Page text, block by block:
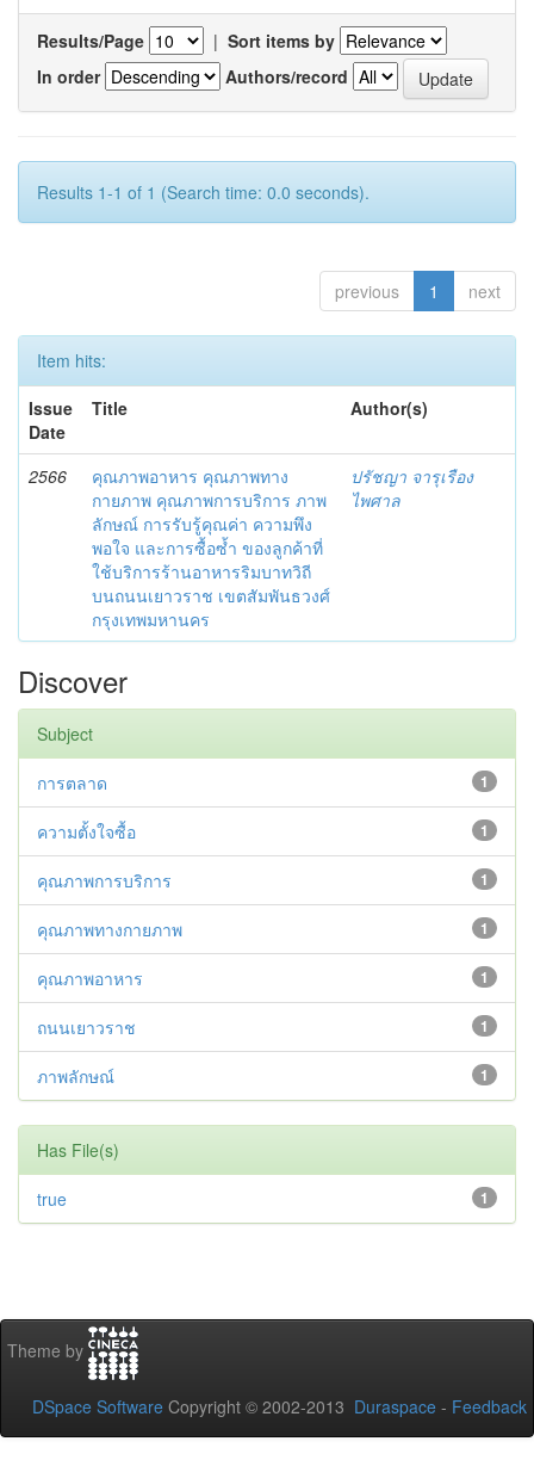
Results/Page | Sort items by
In order
Authors/record
Results 1-1 of 1 (Search time: 0.0 seconds).
previous 1 next
Item hits:
Issue
Date
Title Author(s)
2566
คุณภาพอาหาร คุณภาพทาง
กายภาพ คุณภาพการบริการ ภาพ
ลักษณ์ การรับรู้คุณค่า ความพึง
พอใจ และการซื้อซ้ำ ของลูกค้าที่
ใช้บริการร้านอาหารริมบาทวิถี
บนถนนเยาวราช เขตสัมพันธวงศ์
กรุงเทพมหานคร
ปรัชญา จารุเรือง
ไพศาล
Discover
Subject
1
การตลาด
1
ความตั้งใจซื้อ
1
คุณภาพการบริการ
1
คุณภาพทางกายภาพ
1
คุณภาพอาหาร
1
ถนนเยาวราช
1
ภาพลักษณ์
Has File(s)
1
true
Theme by
DSpace Software Copyright © 2002-2013 Duraspace - Feedback